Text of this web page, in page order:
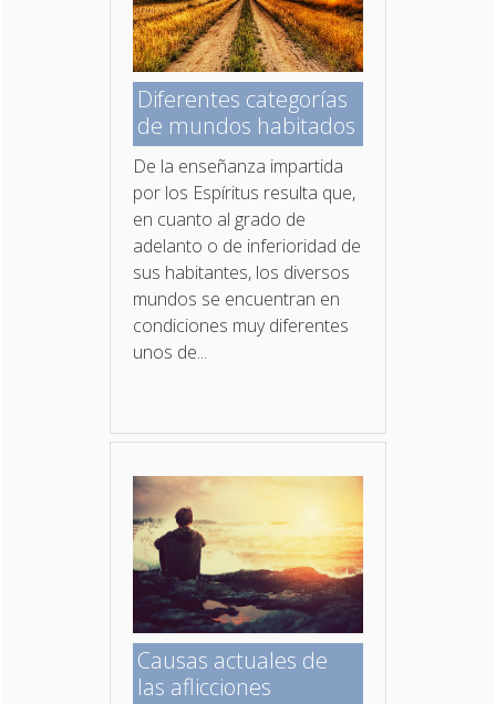
Diferentes categorías
de mundos habitados
De la enseñanza impartida
por los Espíritus resulta que,
en cuanto al grado de
adelanto o de inferioridad de
sus habitantes, los diversos
mundos se encuentran en
condiciones muy diferentes
unos de...
Causas actuales de
las aflicciones